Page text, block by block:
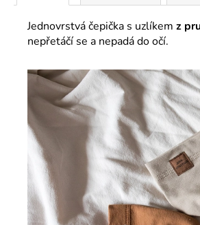
Jednovrstvá čepička s uzlíkem z
nepřetáčí se a nepadá do očí.